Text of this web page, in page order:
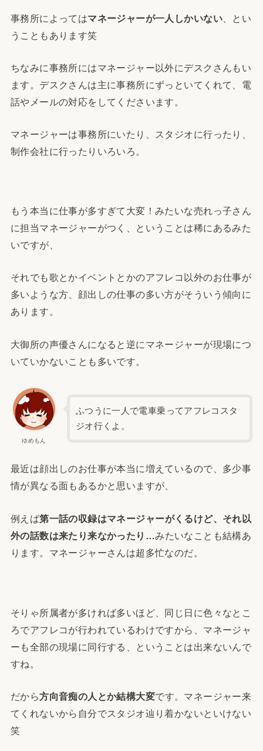
事務所によってはマネージャーが一人しかいない、とい
うこともあります笑
ちなみに事務所にはマネージャー以外にデスクさんもい
ます。デスクさんは主に事務所にずっといてくれて、電
話やメールの対応をしてくださいます。
マネージャーは事務所にいたり、スタジオに行ったり、
制作会社に行ったりいろいろ。
もう本当に仕事が多すぎて大変！みたいな売れっ子さん
に担当マネージャーがつく、ということは稀にあるみた
いですが、
それでも歌とかイベントとかのアフレコ以外のお仕事が
多いような方、顔出しの仕事の多い方がそういう傾向に
あります。
大御所の声優さんになると逆にマネージャーが現場につ
いていかないことも多いです。
ゆめもん
ふつうに一人で電車乗ってアフレコスタ
ジオ行くよ。
最近は顔出しのお仕事が本当に増えているので、多少事
情が異なる面もあるかと思いますが、
例えば第一話の収録はマネージャーがくるけど、それ以
外の話数は来たり来なかったり…みたいなことも結構あ
ります。マネージャーさんは超多忙なのだ。
そりゃ所属者が多ければ多いほど、同じ日に色々なとこ
ろでアフレコが行われているわけですから、マネージャ
ーも全部の現場に同行する、ということは出来ないんで
すね。
だから方向音痴の人とか結構大変です。マネージャー来
てくれないから自分でスタジオ辿り着かないといけない
笑